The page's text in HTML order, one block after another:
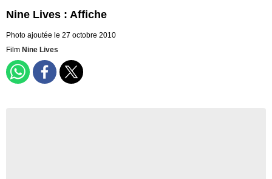
Nine Lives : Affiche
Photo ajoutée le 27 octobre 2010
Film Nine Lives